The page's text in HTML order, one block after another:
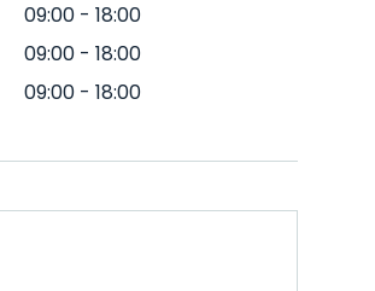
09:00 - 18:00
09:00 - 18:00
09:00 - 18:00